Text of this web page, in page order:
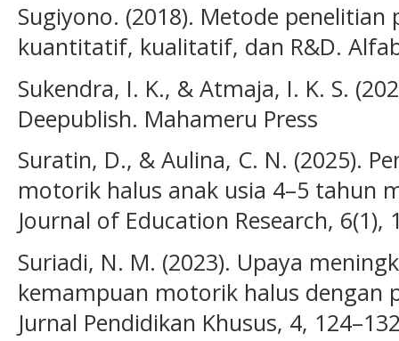
Sugiyono. (2018). Metode penelitian
kuantitatif, kualitatif, dan R&D.
Sukendra, I. K., & Atmaja, I. K. S.
Deepublish. Mahameru Press
Suratin, D., & Aulina, C. N. (2025).
motorik halus anak usia 4–5 tahun
Journal of Education Research, 6(1),
Suriadi, N. M. (2023). Upaya
kemampuan motorik halus dengan
Jurnal Pendidikan Khusus, 4,